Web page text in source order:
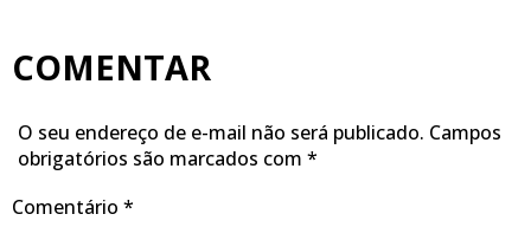
COMENTAR
O seu endereço de e-mail não será publicado. Campos
obrigatórios são marcados com *
Comentário *